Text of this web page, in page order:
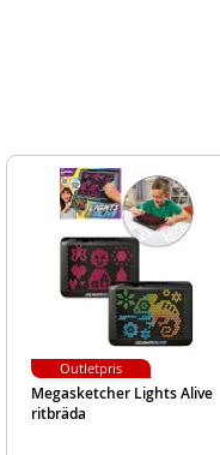
Rek ålder: från 8 år
Mer
information
Modell
EAN
Aktuellt
Megasketcher Lights Alive
ritbräda
Outletpris